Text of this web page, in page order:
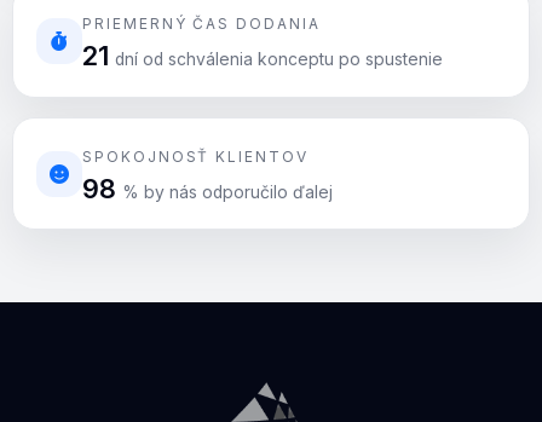
PRIEMERNÝ ČAS DODANIA
21 dní od schválenia konceptu po spustenie
SPOKOJNOSŤ KLIENTOV
98 % by nás odporučilo ďalej